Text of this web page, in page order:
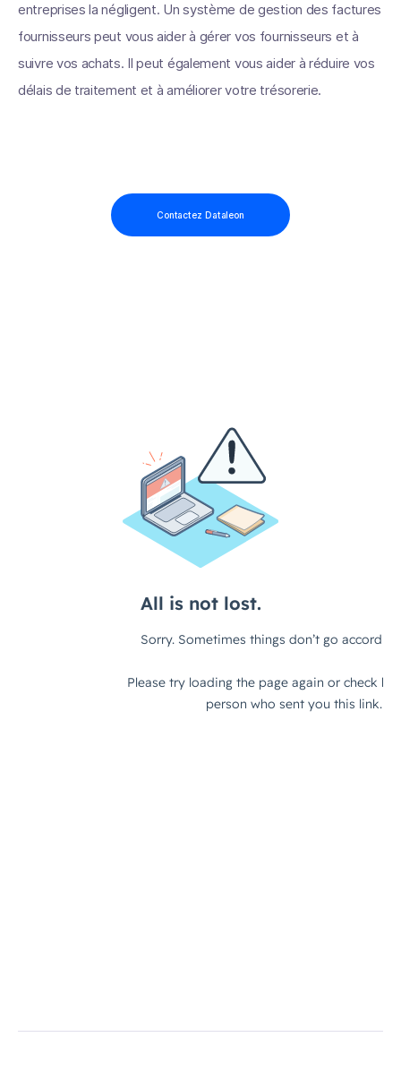
entreprises la négligent. Un système de gestion des factures
fournisseurs peut vous aider à gérer vos fournisseurs et à
suivre vos achats. Il peut également vous aider à réduire vos
délais de traitement et à améliorer votre trésorerie.
Contactez Dataleon